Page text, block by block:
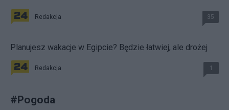
Redakcja 35
Planujesz wakacje w Egipcie? Będzie łatwiej, ale drożej
Redakcja 1
#Pogoda